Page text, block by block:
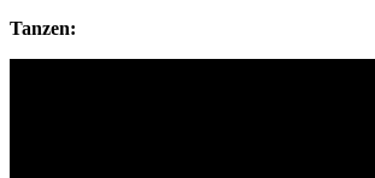
Tanzen: